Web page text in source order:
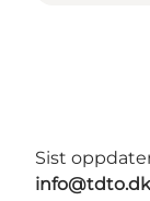
Sist
info@tdto.dk